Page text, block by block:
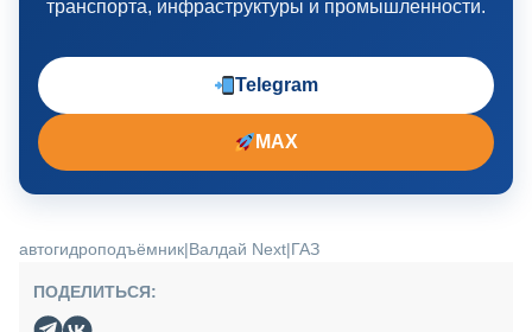
транспорта, инфраструктуры и промышленности.
Telegram
MAX
автогидроподъёмник|Валдай Next|ГАЗ
ПОДЕЛИТЬСЯ: